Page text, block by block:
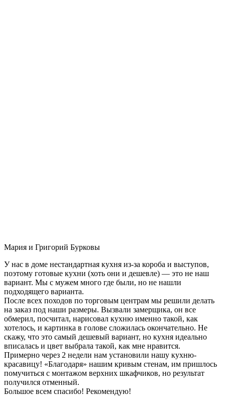
Мария и Григорий Бурковы
У нас в доме нестандартная кухня из-за короба и выступов,
поэтому готовые кухни (хоть они и дешевле) — это не наш
вариант. Мы с мужем много где были, но не нашли
подходящего варианта.
После всех походов по торговым центрам мы решили делать
на заказ под наши размеры. Вызвали замерщика, он все
обмерил, посчитал, нарисовал кухню именно такой, как
хотелось, и картинка в голове сложилась окончательно. Не
скажу, что это самый дешевый вариант, но кухня идеально
вписалась и цвет выбрала такой, как мне нравится.
Примерно через 2 недели нам установили нашу кухню-
красавицу! «Благодаря» нашим кривым стенам, им пришлось
помучиться с монтажом верхних шкафчиков, но результат
получился отменный.
Большое всем спасибо! Рекомендую!